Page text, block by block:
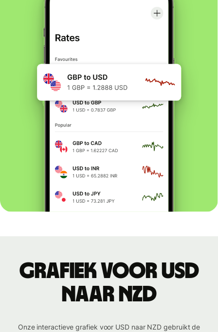
Grafiek voor USD
naar NZD
Onze interactieve grafiek voor USD naar NZD gebruikt de